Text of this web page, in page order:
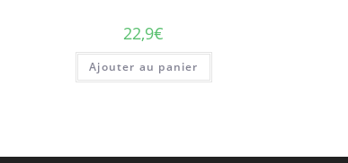
22,9€
Ajouter au panier